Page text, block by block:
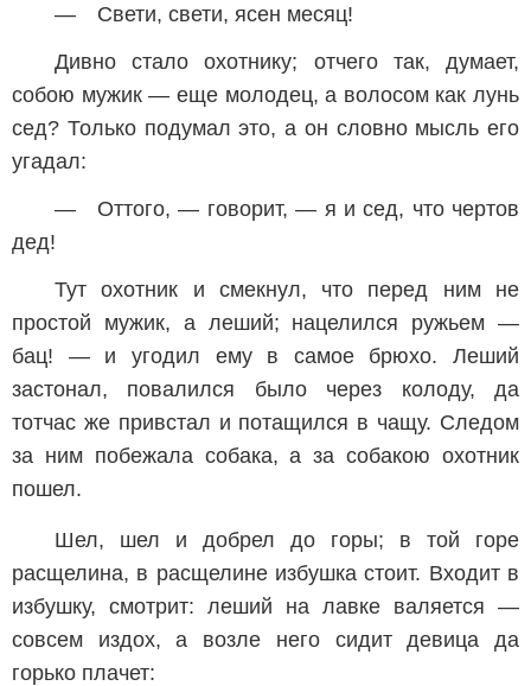
— Свети, свети, ясен месяц!
Дивно стало охотнику; отчего так, думает,
собою мужик — еще молодец, а волосом как лунь
сед? Только подумал это, а он словно мысль его
угадал:
— Оттого, — говорит, — я и сед, что чертов
дед!
Тут охотник и смекнул, что перед ним не
простой мужик, а леший; нацелился ружьем —
бац! — и угодил ему в самое брюхо. Леший
застонал, повалился было через колоду, да
тотчас же привстал и потащился в чащу. Следом
за ним побежала собака, а за собакою охотник
пошел.
Шел, шел и добрел до горы; в той горе
расщелина, в расщелине избушка стоит. Входит в
избушку, смотрит: леший на лавке валяется —
совсем издох, а возле него сидит девица да
горько плачет: